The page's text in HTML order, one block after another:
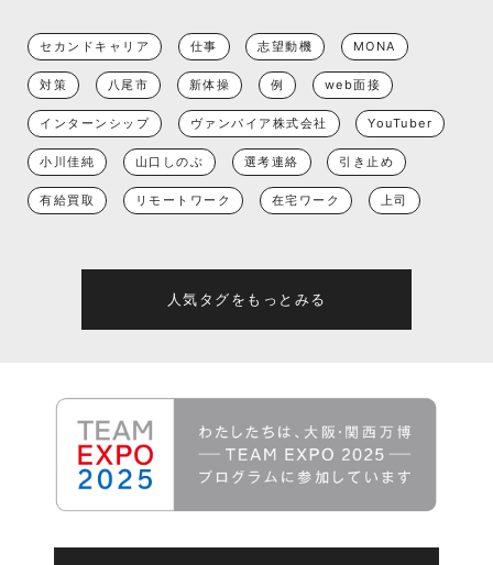
セカンドキャリア 仕事 志望動機 MONA
対策 八尾市 新体操 例 web面接
インターンシップ ヴァンパイア株式会社 YouTuber
小川佳純 山口しのぶ 選考連絡 引き止め
有給買取 リモートワーク 在宅ワーク 上司
人気タグをもっとみる